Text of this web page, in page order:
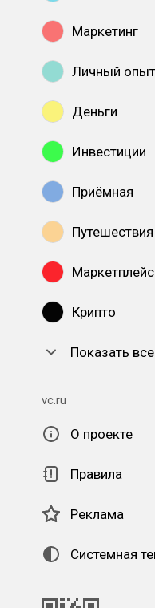
Маркетинг
Личный опыт
Деньги
Инвестиции
Приёмная
Путешествия
Крипто
Показать все
vc.ru
О проекте
Правила
Реклама
Системная